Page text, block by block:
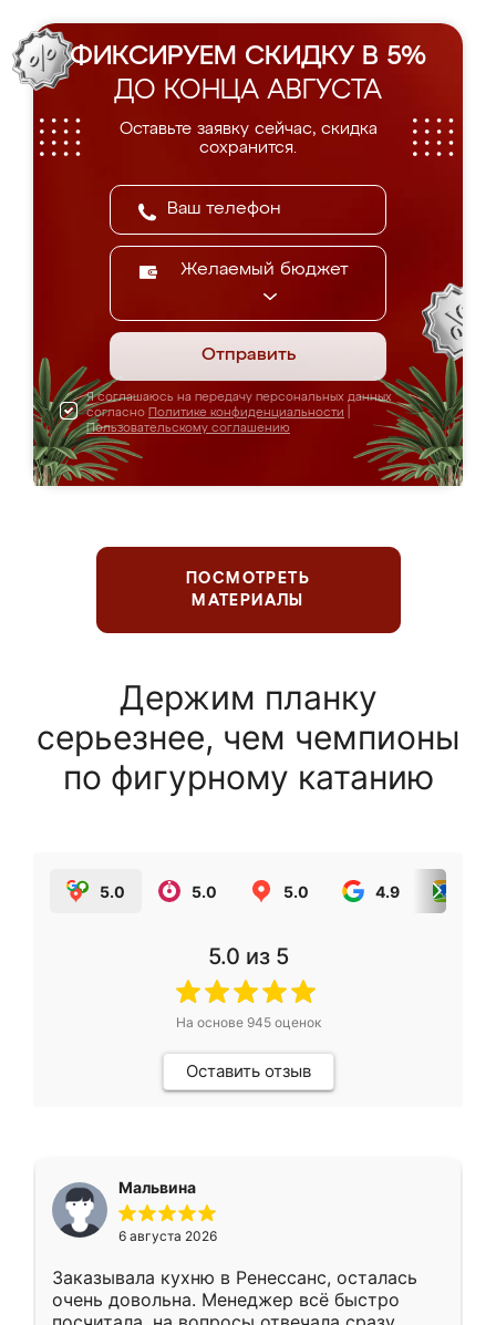
ФИКСИРУЕМ СКИДКУ В 5%
ДО КОНЦА АВГУСТА
Оставьте заявку сейчас, скидка
сохранится.
Желаемый бюджет
Отправить
Я соглашаюсь на передачу персональных данных
согласно Политике конфиденциальности
Пользовательскому соглашению
ПОСМОТРЕТЬ
МАТЕРИАЛЫ
Держим планку
серьезнее, чем чемпионы
по фигурному катанию
5.0 5.0 5.0 4.9
5.0 из 5
На основе 945оценок
Оставить отзыв
Мальвина
6 августа 2026
Заказывала кухню в Ренессанс, осталась
очень довольна. Менеджер всё быстро